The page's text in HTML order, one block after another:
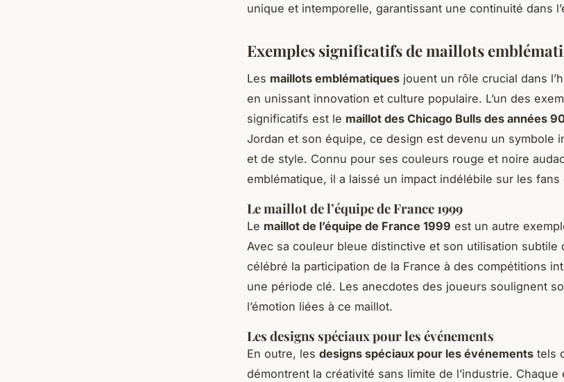
unique et intemporelle, garantissant une continuité dans
Exemples significatifs de maillots
Les maillots emblématiques jouent un rôle crucial dans
en unissant innovation et culture populaire. L’un des
significatifs est le maillot des Chicago Bulls des années
Jordan et son équipe, ce design est devenu un symbole
et de style. Connu pour ses couleurs rouge et noire
emblématique, il a laissé un impact indélébile sur les
Le maillot de l’équipe de France 1999
Le maillot de l’équipe de France 1999 est un autre
Avec sa couleur bleue distinctive et son utilisation subtile
célébré la participation de la France à des compétitions
une période clé. Les anecdotes des joueurs soulignent
l’émotion liées à ce maillot.
Les designs spéciaux pour les événements
En outre, les designs spéciaux pour les événements tels
démontrent la créativité sans limite de l’industrie.